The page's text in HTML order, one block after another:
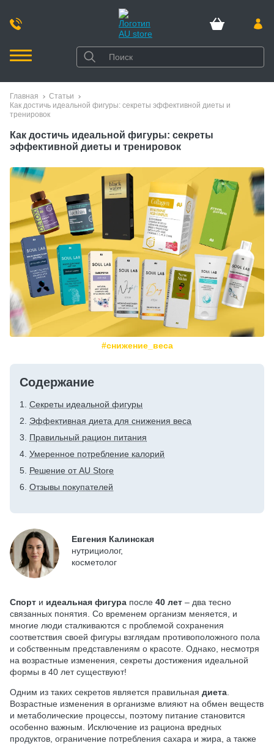
Главная
Статьи
Как достичь идеальной фигуры: секреты эффективной диеты и
тренировок
Как достичь идеальной фигуры: секреты
эффективной диеты и тренировок
#снижение_веса
Содержание
Секреты идеальной фигуры
Эффективная диета для снижения веса
Правильный рацион питания
Умеренное потребление калорий
Решение от AU Store
Отзывы покупателей
Евгения Калинская
нутрициолог,
косметолог
Спорт и идеальная фигура после 40 лет – два тесно
связанных понятия. Со временем организм меняется, и
многие люди сталкиваются с проблемой сохранения
соответствия своей фигуры взглядам противоположного пола
и собственным представлениям о красоте. Однако, несмотря
на возрастные изменения, секреты достижения идеальной
формы в 40 лет существуют!
Одним из таких секретов является правильная диета.
Возрастные изменения в организме влияют на обмен веществ
и метаболические процессы, поэтому питание становится
особенно важным. Исключение из рациона вредных
продуктов, ограничение потребления сахара и жира, а также